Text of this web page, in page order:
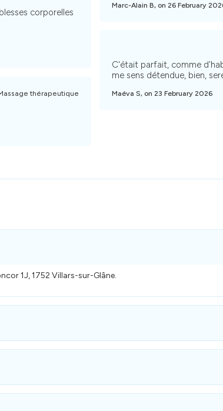
corporelles
thérapeutique
Marc-Alain B, on 26 February
C'était parfait, comme
me sens détendue, bien,
Maéva S, on 23 February 2026
1J, 1752 Villars-sur-Glâne.